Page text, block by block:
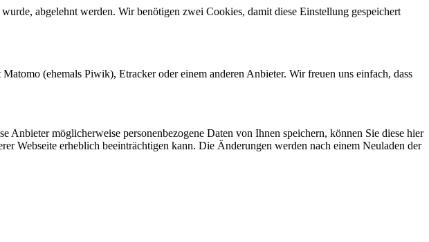
abgelehnt werden. Wir benötigen zwei Cookies, damit diese Einstellung gespeichert
(ehemals Piwik), Etracker oder einem anderen Anbieter. Wir freuen uns einfach, dass
möglicherweise personenbezogene Daten von Ihnen speichern, können Sie diese hier
Webseite erheblich beeinträchtigen kann. Die Änderungen werden nach einem Neuladen der